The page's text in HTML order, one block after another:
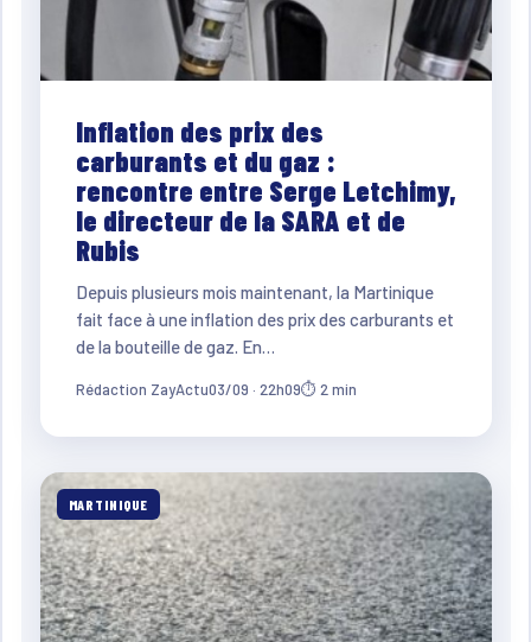
Inflation des prix des
carburants et du gaz :
rencontre entre Serge Letchimy,
le directeur de la SARA et de
Rubis
Depuis plusieurs mois maintenant, la Martinique
fait face à une inflation des prix des carburants et
de la bouteille de gaz. En…
Rédaction ZayActu03/09 · 22h09⏱ 2 min
MARTINIQUE